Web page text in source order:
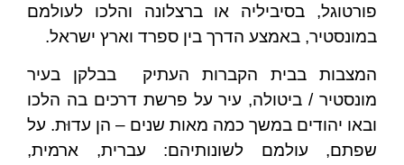
פורטוגל, בסיביליה או ברצלונה והלכו לעולמם
במונסטיר, באמצע הדרך בין ספרד וארץ ישראל.
המצבות בבית הקברות העתיק בבלקן בעיר
מונסטיר / ביטולה, עיר על פרשת דרכים בה הלכו
ובאו יהודים במשך כמה מאות שנים – הן עדוּת. על
שפתם, עולמם לשונותיהם: עברית, ארמית,